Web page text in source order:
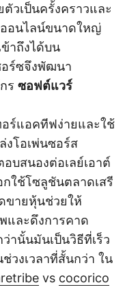
ตัวเป็นครั้งคราวและ
อนไลน์ขนาดใหญ่
าถึงได้บน
อร์ซจึงพัฒนา
ร ซอฟต์แวร์
อร์แอคทีฟง่ายและใช้
งโอเพ่นซอร์ส
บสนองต่อเลย์เอาต์
ใช้โซลูชันตลาดเสรี
ขายหุ้นช่วยให้
และดึงการคาด
านั้นมันเป็นวิธีที่เร็ว
วงเวลาที่สั้นกว่า ใน
vs cocorico